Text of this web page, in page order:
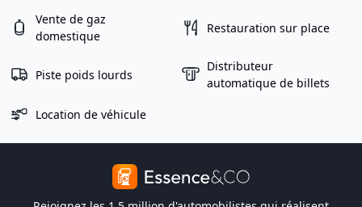
Vente de gaz
domestique
Restauration sur place
Piste poids lourds
Distributeur
automatique de billets
Location de véhicule